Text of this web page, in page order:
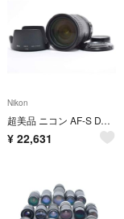
Nikon
超美品 ニコン AF-S DX 18-200mm F3.5-5.6G H425
¥ 22,631